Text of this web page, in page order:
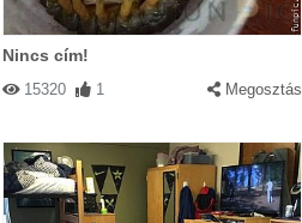
Nincs cím!
15320 1 Megosztás